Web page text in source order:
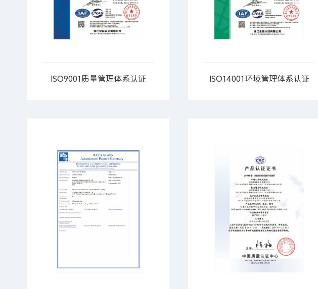
ISO9001质量管理体系认证 ISO14001环境管理体系认证